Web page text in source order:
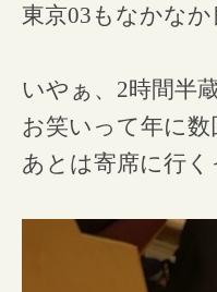
東京03もなかな
いやぁ、2時間半
お笑いって年に
あとは寄席に行